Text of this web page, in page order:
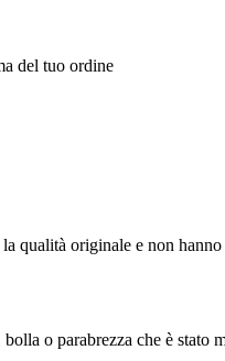
del tuo ordine
qualità originale e non
o parabrezza che è